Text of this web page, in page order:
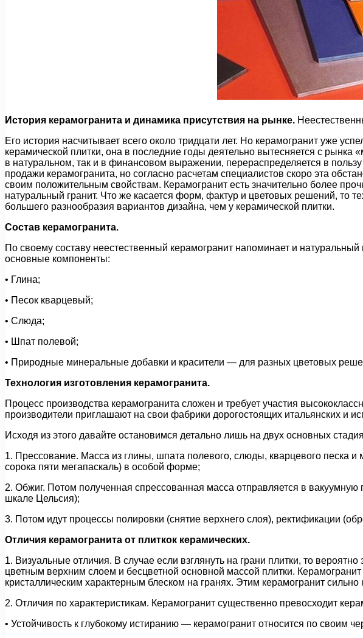
История керамогранита и динамика присутствия на рынке.
Его история насчитывает всего около тридцати лет. Но керамогранит уже
керамической плитки, она в последние годы деятельно вытесняется с
в натуральном, так и в финансовом выражении, перераспределяется в
продажи керамогранита, но согласно расчетам специалистов скоро эта
своим положительным свойствам. Керамогранит есть значительно более
натуральный гранит. Что же касается форм, фактур и цветовых решений, то
большего разнообразия вариантов дизайна, чем у керамической плитки.
Состав керамогранита.
По своему составу неестественный керамогранит напоминает и
основные компоненты:
• Глина;
• Песок кварцевый;
• Слюда;
• Шпат полевой;
• Природные минеральные добавки и красители — для разных цветовых
Технология изготовления керамогранита.
Процесс производства керамогранита сложен и требует участия
производители приглашают на свои фабрики дорогостоящих итальянских и
Исходя из этого давайте остановимся детально лишь на двух основных
1. Прессование. Масса из глины, шпата полевого, слюды, кварцевого песка
сорока пяти мегапаскаль) в особой форме;
2. Обжиг. Потом полученная спрессованная масса отправляется в
шкале Цельсия);
3. Потом идут процессы полировки (снятие верхнего слоя), ректификации
Отличия керамогранита от плиткок керамических.
1. Визуальные отличия. В случае если взглянуть на грани плитки, то
цветным верхним слоем и бесцветной основной массой плитки.
кристаллическим характерным блеском на гранях. Этим керамогранит сильно
2. Отличия по характеристикам. Керамогранит существенно превосходит
• Устойчивость к глубокому истиранию — керамогранит относится по